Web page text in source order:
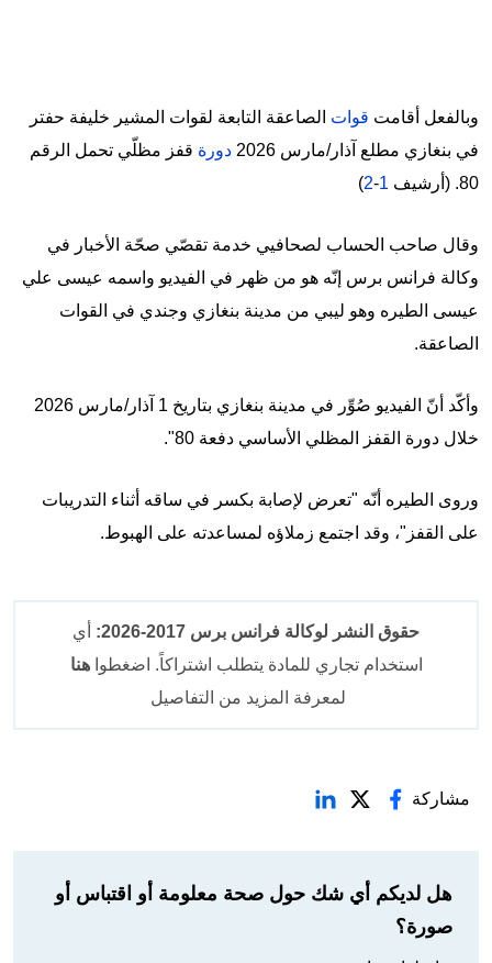
وبالفعل أقامت قوات الصاعقة التابعة لقوات المشير خليفة حفتر
في بنغازي مطلع آذار/مارس 2026
دورة قفز مظلّي تحمل الرقم
80. (أرشيف
1
-
2
)
وقال صاحب الحساب لصحافيي خدمة تقصّي صحّة الأخبار في
وكالة فرانس برس إنّه هو من ظهر في الفيديو واسمه عيسى علي
عيسى الطيره وهو ليبي من مدينة بنغازي وجندي في القوات
الصاعقة.
وأكّد أنّ الفيديو صُوِّر في مدينة بنغازي بتاريخ 1 آذار/مارس 2026
خلال دورة القفز المظلي الأساسي دفعة 80".
وروى الطيره أنّه "تعرض لإصابة بكسر في ساقه أثناء التدريبات
على القفز"، وقد اجتمع زملاؤه لمساعدته على الهبوط.
حقوق النشر لوكالة فرانس برس 2017-2026:
أي
استخدام تجاري للمادة يتطلب اشتراكاً. اضغطواهنا
لمعرفة المزيد من التفاصيل
مشاركة
هل لديكم أي شك حول صحة معلومة أو اقتباس أو
صورة؟